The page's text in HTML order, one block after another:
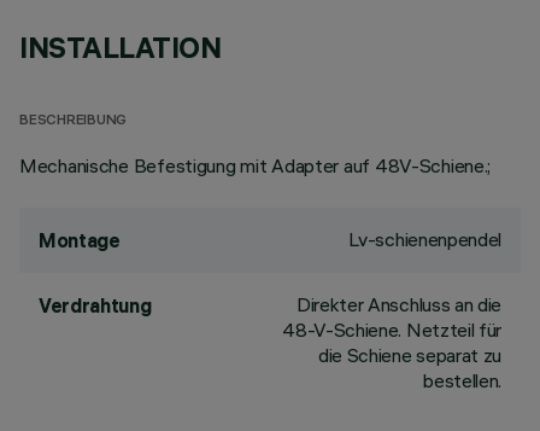
INSTALLATION
BESCHREIBUNG
Mechanische Befestigung mit Adapter auf 48V-Schiene.;
Montage Lv-schienenpendel
Verdrahtung
Direkter Anschluss an die
48-V-Schiene. Netzteil für
die Schiene separat zu
bestellen.